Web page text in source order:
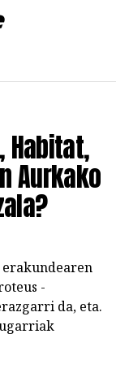
Habitat,
Aurkako
-
da, eta.